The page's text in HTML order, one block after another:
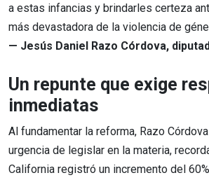
a estas infancias y brindarles certeza
más devastadora de la violencia de
— Jesús Daniel Razo Córdova,
Un repunte que exige
inmediatas
Al fundamentar la reforma, Razo
urgencia de legislar en la materia,
California registró un incremento del